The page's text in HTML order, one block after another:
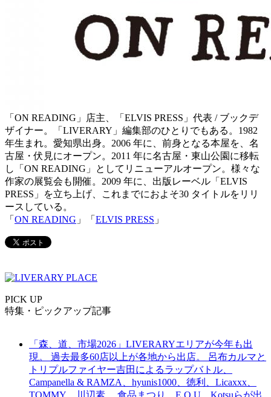
「ON READING」店主、「ELVIS PRESS」代表 / ブックデ
ザイナー。「LIVERARY」編集部のひとりでもある。1982
年生まれ。愛知県出身。2006 年に、前身となる本屋を、名
古屋・伏見にオープン。2011 年に名古屋・東山公園に移転
し「ON READING」としてリニューアルオープン。様々な
作家の展覧会も開催。2009 年に、出版レーベル「ELVIS
PRESS」を立ち上げ、これまでにおよそ30 タイトルをリリ
ースしている。
「 ON READING 」「 ELVIS PRESS 」
PICK UP
特集・ピックアップ記事
「森、道、市場2026」LIVERARYエリアが今年も出
現。 過去最多60店以上が各地から出店。 呂布カルマと
トリプルファイヤー吉田によるラップバトル、
Campanella & RAMZA、hyunis1000、徳利、Licaxxx、